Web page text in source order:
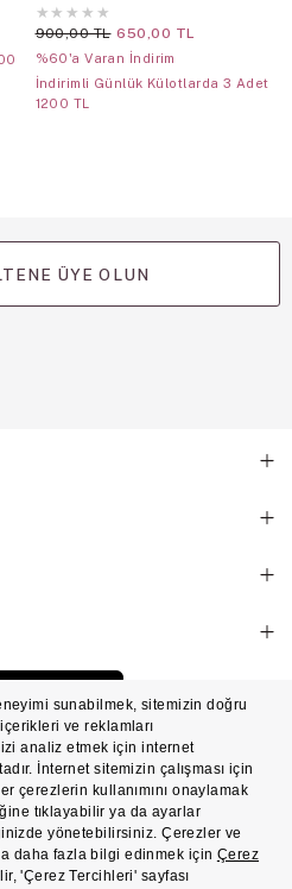
★ ★ ★ ★ ★
900,00 TL 650,00 TL
%60'a Varan İndirim
İndirimli Günlük Külotlarda 3 Adet
1200 TL
ÜYE OLUN
Franchise lisansı aracılığıyla işletilen ticari
Aydınlatma Metni
Gizlilik Sözleşmesi
İşlem Rehberi